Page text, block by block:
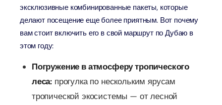
эксклюзивные комбинированные пакеты, которые
делают посещение еще более приятным. Вот почему
вам стоит включить его в свой маршрут по Дубаю в
этом году:
Погружение в атмосферу тропического
леса: прогулка по нескольким ярусам
тропической экосистемы — от лесной